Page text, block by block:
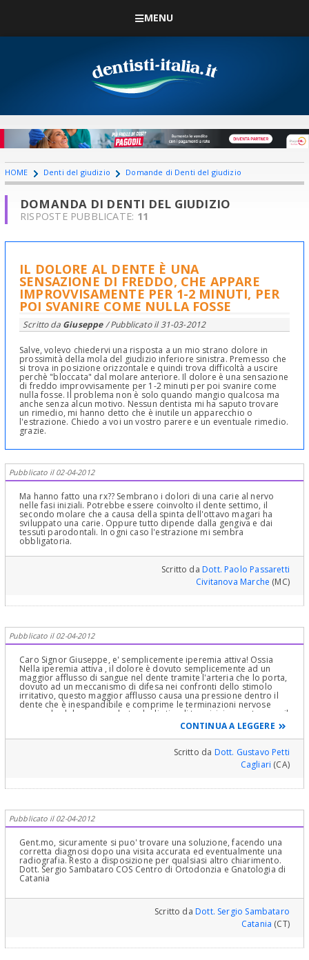
MENU
HOME Denti del giudizio Domande di Denti del giudizio
DOMANDA DI DENTI DEL GIUDIZIO
RISPOSTE PUBBLICATE: 11
IL DOLORE AL DENTE È UNA
SENSAZIONE DI FREDDO, CHE APPARE
IMPROVVISAMENTE PER 1-2 MINUTI, PER
POI SVANIRE COME NULLA FOSSE
Scritto da Giuseppe/ Pubblicato il31-03-2012
Salve, volevo chiedervi una risposta a un mio strano dolore in
prossimità della mola del giudizio inferiore sinistra. Premesso che
si trova in posizione orizzontale e quindi trova difficoltà a uscire
perchè "bloccata" dal molare anteriore. Il dolore è una sensazione
di freddo improvvisamente per 1-2 minuti per poi svanire come
nulla fosse. Il problema non è solo quando mangio qualcosa ma
anche senza alcun motivo. Nessun dentista mi ha saputo trovare
un rimedio, mi hanno detto che è inutile un apparecchio o
l'estrazione. Chiedo a voi un vostro parere e un eventuale rimedio.
grazie.
Pubblicato il 02-04-2012
Ma hanno fatto una rx?? Sembrano i dolori di una carie al nervo
nelle fasi iniziali. Potrebbe essere coinvolto il dente settimo, il
secondo molare che a causa della spinta dell'ottavo magari ha
sviluppato una carie. Oppure tutto dipende dalla gengiva e dai
tessuti parodontali. In ogni caso l'estrazione mi sembra
obbligatoria.
Scritto daDott. Paolo Passaretti
Civitanova Marche (MC)
Pubblicato il 02-04-2012
Caro Signor Giuseppe, e' semplicemente iperemia attiva! Ossia
Nella iperemia attiva , il dolore è dovuto semplicemente ad un
maggior afflusso di sangue nel dente tramite l'arteria che lo porta,
dovuto ad un meccanismo di difesa nei confronti dello stimolo
irritativo, questo maggior afflusso causa una pressione dentro il
dente che è inespandibile e comprime le terminazioni nervose
causando dolore esacerbato dagli stimoli termici, in questo caso il
processo è reversibile, la polpa si abitua ed in qualche giorno o
settimana tutto scompare!Se invece il danno causato dalle tossine
dei microbi continua si ha una alterazione della vena (iperemia
passiva) che fa uscire il sangue dal dente e succede che il sangue
arriva con l'arteria e non esce più con la vena danneggiata, si ha
pressione che può anche scatenare dolori forti, tipici della Pulpite
intorno all'apice della radice = granuloma, cisti.Cordialmente
Gustavo Petti, Parodontologia, Implantologia, Gnatologia e
Riabilitazione Orale Completa in Casi Clinici Complessi ed
Ortodonzia e Pedodonzia la figlia Claudia Petti, in Cagliari.
CONTINUA A LEGGERE
Scritto da Dott. Gustavo Petti
Cagliari (CA)
Pubblicato il 02-04-2012
Gent.mo, sicuramente si puo' trovare una soluzione, facendo una
corretta diagnosi dopo una visita accurata ed eventualmente una
radiografia. Resto a disposizione per qualsiasi altro chiarimento.
Dott. Sergio Sambataro COS Centro di Ortodonzia e Gnatologia di
Catania
Scritto daDott. Sergio Sambataro
Catania (CT)